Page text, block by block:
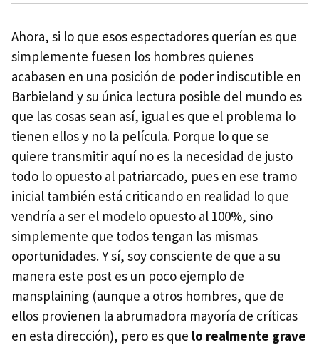
Ahora, si lo que esos espectadores querían es que
simplemente fuesen los hombres quienes
acabasen en una posición de poder indiscutible en
Barbieland y su única lectura posible del mundo es
que las cosas sean así, igual es que el problema lo
tienen ellos y no la película. Porque lo que se
quiere transmitir aquí no es la necesidad de justo
todo lo opuesto al patriarcado, pues en ese tramo
inicial también está criticando en realidad lo que
vendría a ser el modelo opuesto al 100%, sino
simplemente que todos tengan las mismas
oportunidades. Y sí, soy consciente de que a su
manera este post es un poco ejemplo de
mansplaining (aunque a otros hombres, que de
ellos provienen la abrumadora mayoría de críticas
en esta dirección), pero es que lo realmente grave